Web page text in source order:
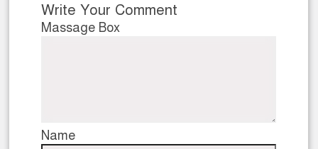
Write Your Comment
Massage Box
Name